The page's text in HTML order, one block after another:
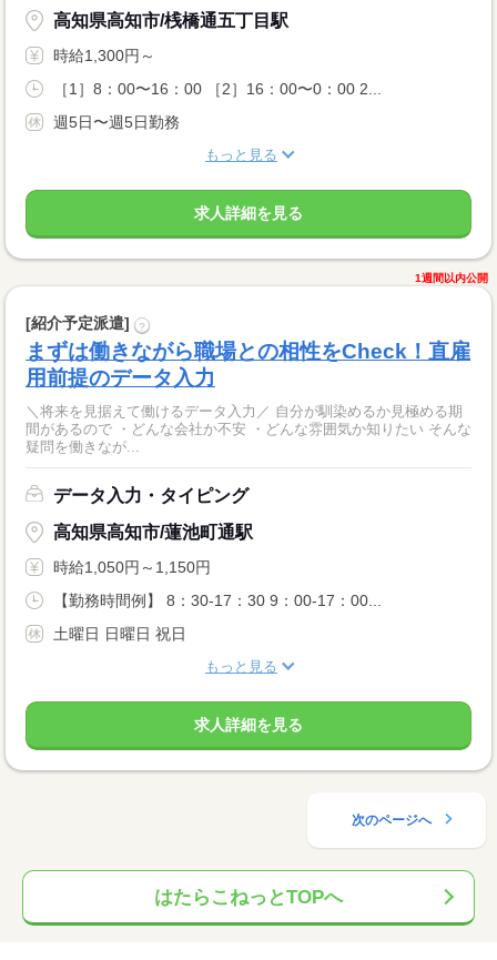
高知県高知市/桟橋通五丁目駅
時給1,300円～
［1］8：00〜16：00 ［2］16：00〜0：00 2...
週5日〜週5日勤務
もっと見る
求人詳細を見る
1週間以内公開
[紹介予定派遣] ?
まずは働きながら職場との相性をCheck！直雇
用前提のデータ入力
＼将来を見据えて働けるデータ入力／ 自分が馴染めるか見極める期
間があるので ・どんな会社か不安 ・どんな雰囲気か知りたい そんな
疑問を働きなが...
データ入力・タイピング
高知県高知市/蓮池町通駅
時給1,050円～1,150円
【勤務時間例】 8：30-17：30 9：00-17：00...
土曜日 日曜日 祝日
もっと見る
求人詳細を見る
次のページへ
はたらこねっとTOPへ